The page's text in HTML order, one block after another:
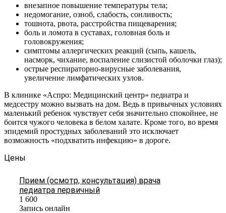
внезапное повышение температуры тела;
недомогание, озноб, слабость, сонливость;
тошнота, рвота, расстройства пищеварения;
боль и ломота в суставах, головная боль и
головокружения;
симптомы аллергических реакций (сыпь, кашель,
насморк, чихание, воспаление слизистой оболочки глаз);
острые респираторно-вирусные заболевания,
увеличение лимфатических узлов.
В клинике «Аспро: Медицинский центр» педиатра и
медсестру можно вызвать на дом. Ведь в привычных условиях
маленький ребенок чувствует себя значительно спокойнее, не
боится чужого человека в белом халате. Кроме того, во время
эпидемий простудных заболеваний это исключает
возможность «подхватить инфекцию» в дороге.
Цены
Прием (осмотр, консультация) врача
педиатра первичный
1 600
Запись онлайн